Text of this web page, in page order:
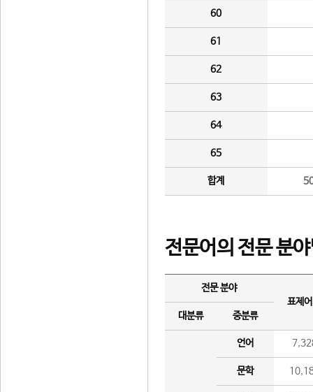
60
61
62
63
64
65
합계
전문어의 전문 분
전문 분야
표제
대분류
중분류
언어
문학